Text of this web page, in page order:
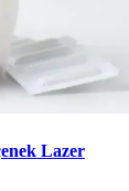
Lazer